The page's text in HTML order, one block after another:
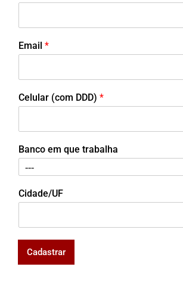
Email *
Celular (com DDD) *
Banco em que trabalha
Cidade/UF
Cadastrar